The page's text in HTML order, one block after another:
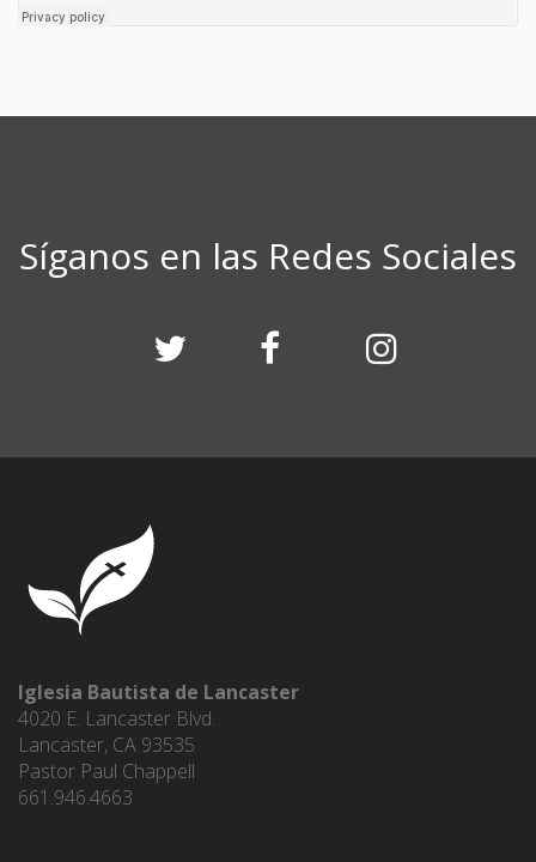
Síganos en las Redes Sociales
Iglesia Bautista de Lancaster
4020 E. Lancaster Blvd.
Lancaster, CA 93535
Pastor Paul Chappell
661.946.4663